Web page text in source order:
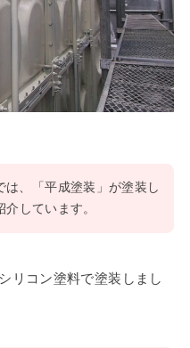
は、「平成塗装」が塗装し
介しています。
リコン塗料で塗装しまし